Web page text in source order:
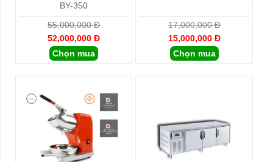
BY-350
55,000,000 Đ
52,000,000 Đ
Chọn mua
17,000,000 Đ
15,000,000 Đ
Chọn mua